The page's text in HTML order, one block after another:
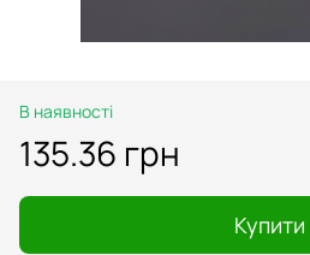
В наявності
135.36 грн
Купити